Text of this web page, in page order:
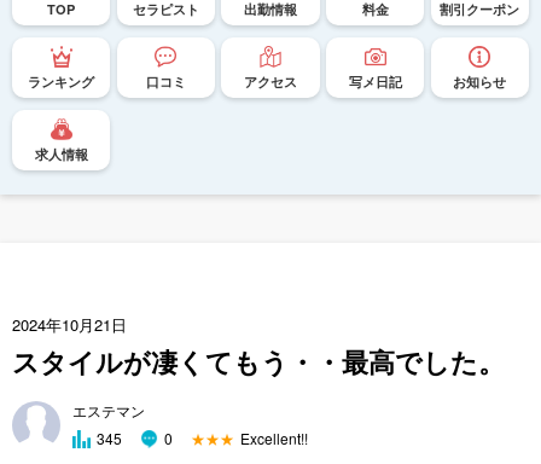
TOP セラピスト 出勤情報 料金 割引クーポン
ランキング 口コミ アクセス 写メ日記 お知らせ
求人情報
2024年10月21日
スタイルが凄くてもう・・最高でした。
エステマン
345
0 ★★★ Excellent!!